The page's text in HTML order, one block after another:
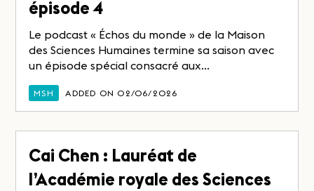
épisode 4
Le podcast « Échos du monde » de la Maison
des Sciences Humaines termine sa saison avec
un épisode spécial consacré aux...
MSH ADDED ON 02/06/2026
Cai Chen : Lauréat de
l’Académie royale des Sciences